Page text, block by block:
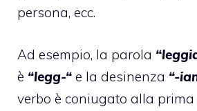
persona, ecc.
Ad esempio, la parola
è “legg-“ e la desinenza “-
verbo è coniugato alla